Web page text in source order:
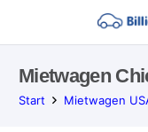
Mietwagen
Start Mietwagen